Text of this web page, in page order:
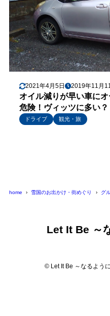
2021年4月5日 2019年11月
オイル減りが早い車に
危険！ヴィッツに多い？
ドライブ
観光・旅
home 雪国のお出かけ・街めぐり グ
Let It Be ～
© Let It Be ～なるよう